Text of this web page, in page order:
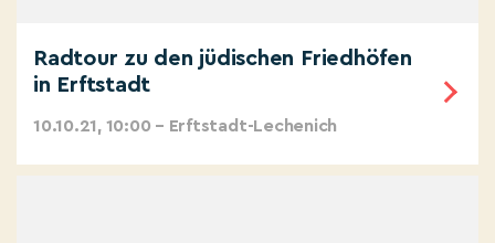
Radtour zu den jüdischen Friedhöfen
in Erftstadt
10.10.21, 10:00 – Erftstadt-Lechenich